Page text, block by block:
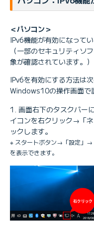
BIGLOBE光パックNeo
「ひかり」コース
（受付終了）BIGLOBE光
ス
（受付終了）「Bフレッツ
＜パソコン＞
IPv6機能が有効になって
（一部のセキュリティソ
象が確認されています。）
IPv6を有効にする方法は
Windows10の操作画面で
画面右下のタスクバー
イコンを右クリック→「
ックします。
※ スタートボタン→「設定」→
を表示できます。